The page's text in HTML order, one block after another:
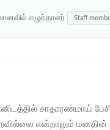
எழுத்தாளர் Staff
சாதாரணமாய்
என்றாலும் மனதின்